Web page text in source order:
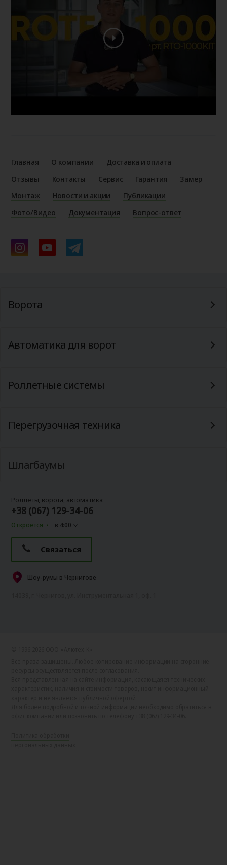
Главная О компании
Доставка и оплата
Отзывы
Контакты Сервис Гарантия
Замер
Монтаж
Новости и акции
Публикации
Фото/Видео
Документация Вопрос-ответ
Ворота
Автоматика для ворот
Роллетные системы
Перегрузочная техника
Шлагбаумы
Роллеты, ворота, автоматика:
+38 (067) 129-34-06
Откроется в 4:00
Связаться
Шоу-румы в Чернигове